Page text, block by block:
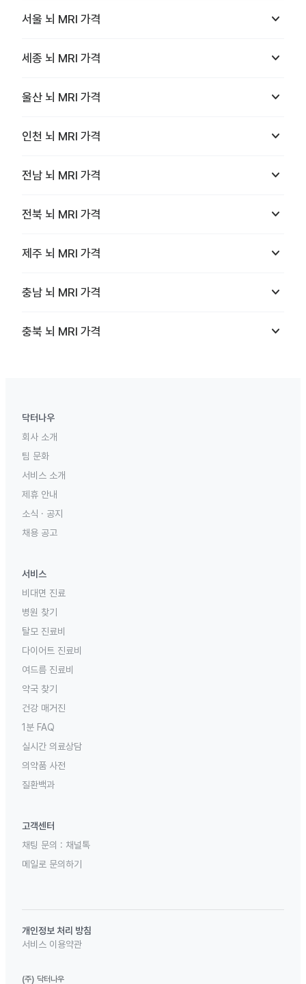
서울 뇌 MRI 가격 keyboard_arrow_down
세종 뇌 MRI 가격 keyboard_arrow_down
울산 뇌 MRI 가격 keyboard_arrow_down
인천 뇌 MRI 가격 keyboard_arrow_down
전남 뇌 MRI 가격 keyboard_arrow_down
전북 뇌 MRI 가격 keyboard_arrow_down
제주 뇌 MRI 가격 keyboard_arrow_down
충남 뇌 MRI 가격 keyboard_arrow_down
충북 뇌 MRI 가격 keyboard_arrow_down
닥터나우
회사 소개
팀 문화
서비스 소개
제휴 안내
소식 · 공지
채용 공고
서비스
비대면 진료
병원 찾기
탈모 진료비
다이어트 진료비
여드름 진료비
약국 찾기
건강 매거진
1분 FAQ
실시간 의료상담
의약품 사전
질환백과
고객센터
채팅 문의 : 채널톡
메일로 문의하기
개인정보 처리 방침
서비스 이용약관
(주) 닥터나우